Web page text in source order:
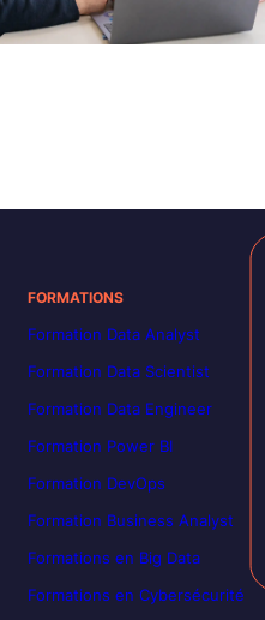
FORMATIONS
Formation Data Analyst
Formation Data Scientist
Formation Data Engineer
Formation Power BI
Formation DevOps
Formation Business Analyst
Formations en Big Data
Formations en Cybersécurité